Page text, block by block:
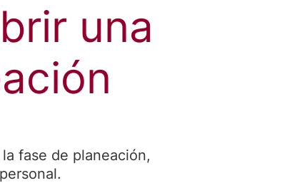
una
fase de planeación,